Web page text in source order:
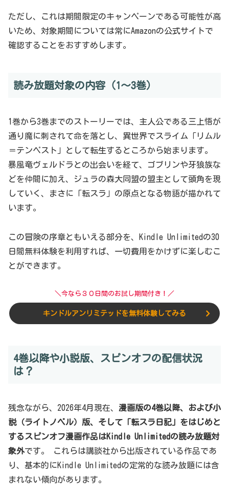
ただし、これは期間限定のキャンペーンである可能性が高
いため、対象期間については常にAmazonの公式サイトで
確認することをおすすめします。
読み放題対象の内容（1〜3巻）
1巻から3巻までのストーリーでは、主人公である三上悟が
通り魔に刺されて命を落とし、異世界でスライム「リムル
＝テンペスト」として転生するところから始まります。
暴風竜ヴェルドラとの出会いを経て、ゴブリンや牙狼族な
どを仲間に加え、ジュラの森大同盟の盟主として頭角を現
していく、まさに「転スラ」の原点となる物語が描かれて
います。
この冒険の序章ともいえる部分を、Kindle Unlimitedの30
日間無料体験を利用すれば、一切費用をかけずに楽しむこ
とができます。
＼今なら３０日間のお試し期間付き！／
キンドルアンリミテッドを無料体験してみる
4巻以降や小説版、スピンオフの配信状況
は？
残念ながら、2026年4月現在、 漫画版の4巻以降、および小
説（ライトノベル）版、そして「転スラ日記」をはじめと
するスピンオフ漫画作品はKindle Unlimitedの読み放題対
象外です。 これらは講談社から出版されている作品であ
り、基本的にKindle Unlimitedの定常的な読み放題には含
まれない傾向があります。